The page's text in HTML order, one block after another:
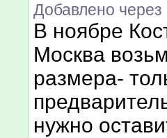
Добавлено
В ноябре
Москва
размера-
нужно